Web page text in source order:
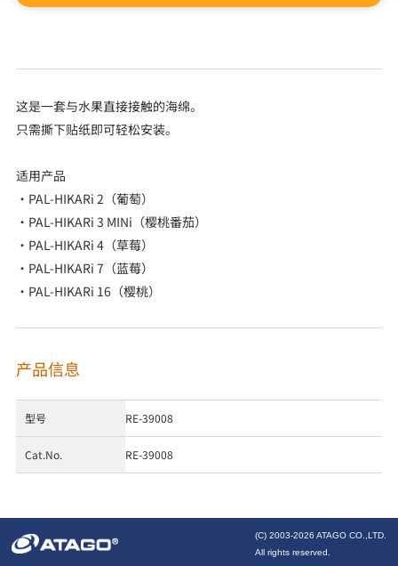
这是一套与水果直接接触的海绵。
只需撕下贴纸即可轻松安装。
适用产品
・PAL-HIKARi 2（葡萄）
・PAL-HIKARi 3 MINi（樱桃番茄）
・PAL-HIKARi 4（草莓）
・PAL-HIKARi 7（蓝莓）
・PAL-HIKARi 16（樱桃）
产品信息
型号 RE-39008
Cat.No. RE-39008
(C) 2003-2026 ATAGO CO.,LTD.
All rights reserved.